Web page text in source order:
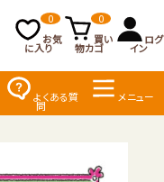
お気
に入り
0
買い
物カゴ
0
ログ
イン
よくある質
問
メニュー